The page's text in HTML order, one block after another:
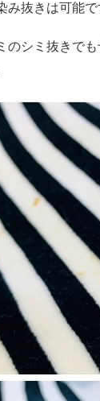
み抜きは可能で
のシミ抜きで